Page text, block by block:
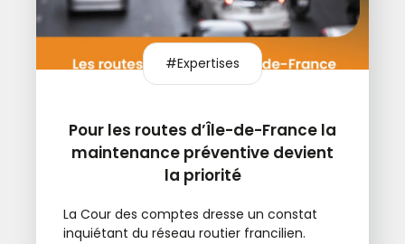
#Expertises
Pour les routes d’Île-de-France la
maintenance préventive devient
la priorité
La Cour des comptes dresse un constat
inquiétant du réseau routier francilien.